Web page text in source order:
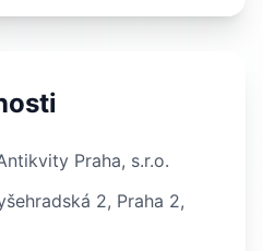
Praha, s.r.o.
2, Praha 2,